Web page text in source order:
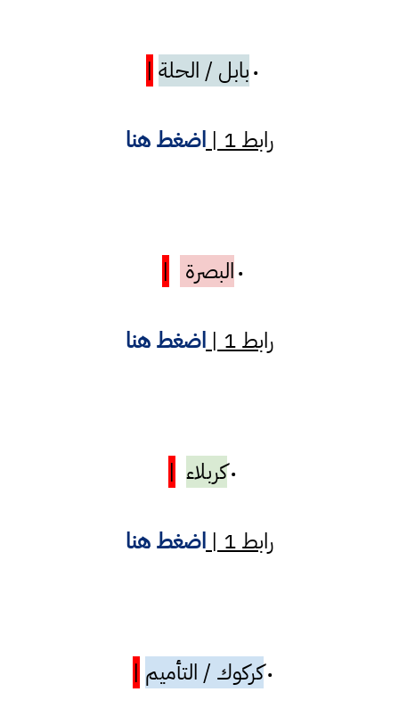
• بابل / الحلة |
رابط 1 | اضغط هنا
• البصرة |
رابط 1 | اضغط هنا
• كربلاء |
رابط 1 | اضغط هنا
• كركوك / التأميم |